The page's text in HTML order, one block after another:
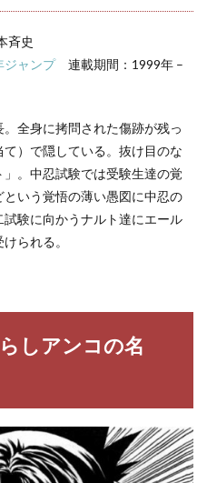
斉史
ジャンプ連載期間：1999年 –
全身に拷問された傷跡が残っ
）で隠している。抜け目のな
。中忍試験では受験生達の覚
いう覚悟の薄い愚図に中忍の
験に向かうナルト達にエール
られる。
しアンコの名